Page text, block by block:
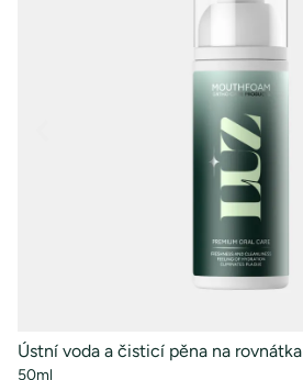
Ústní voda a čisticí pěna na rovnátka
50ml